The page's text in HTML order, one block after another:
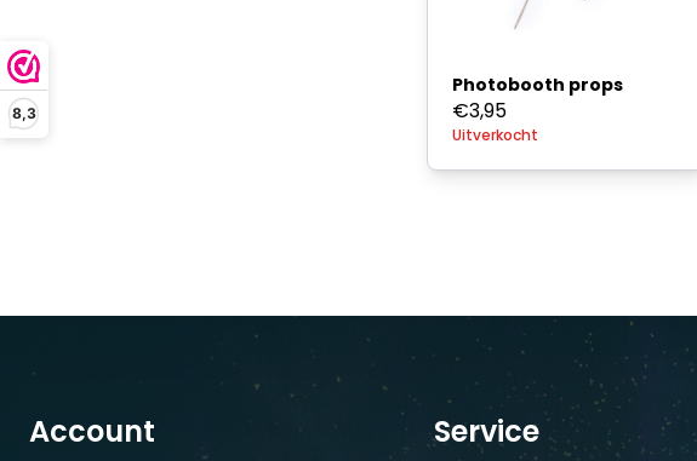
8,3
Photobooth props
€3,95
Uitverkocht
Account Service